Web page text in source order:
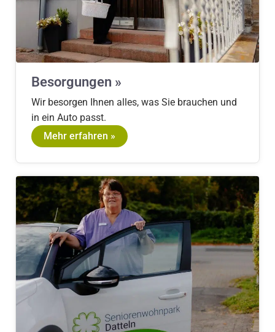
Besorgungen »
Wir besorgen Ihnen alles, was Sie brauchen und
in ein Auto passt.
Mehr erfahren »